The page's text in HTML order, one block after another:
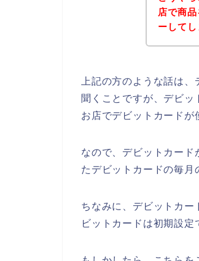
店で商
ーして
上記の方のような話は
聞くことですが、デビ
お店でデビットカードが
なので、デビットカード
たデビットカードの毎月
ちなみに、デビットカ
ビットカードは初期設定